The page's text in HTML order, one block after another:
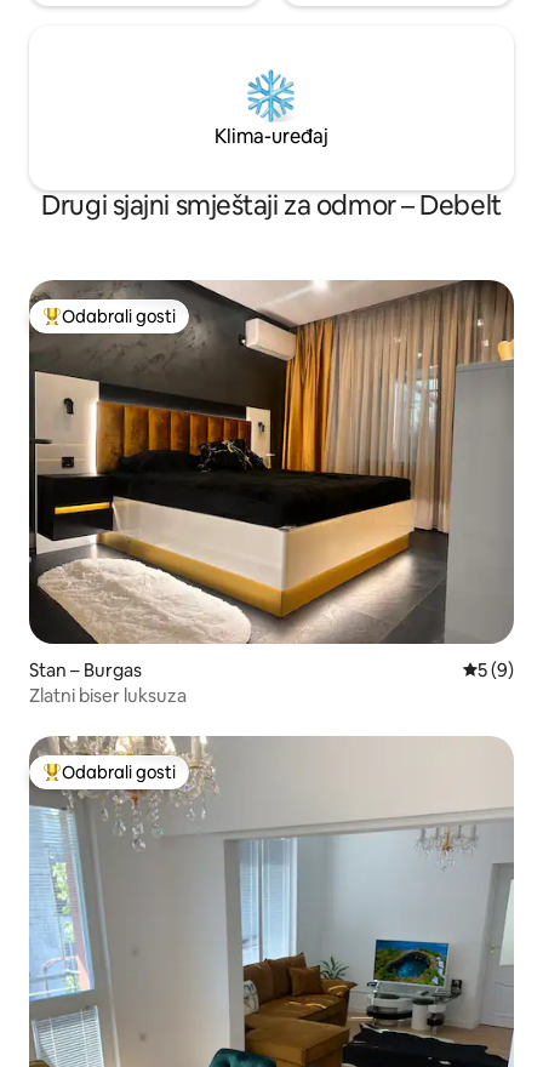
Klima-uređaj
Drugi sjajni smještaji za odmor – Debelt
Među najviše rangiranima s oznakom „Odabrali gosti”
Odabrali gosti
Stan – Burgas
5 (9)
Zlatni biser luksuza
Među najviše rangiranima s oznakom „Odabrali gosti”
Odabrali gosti